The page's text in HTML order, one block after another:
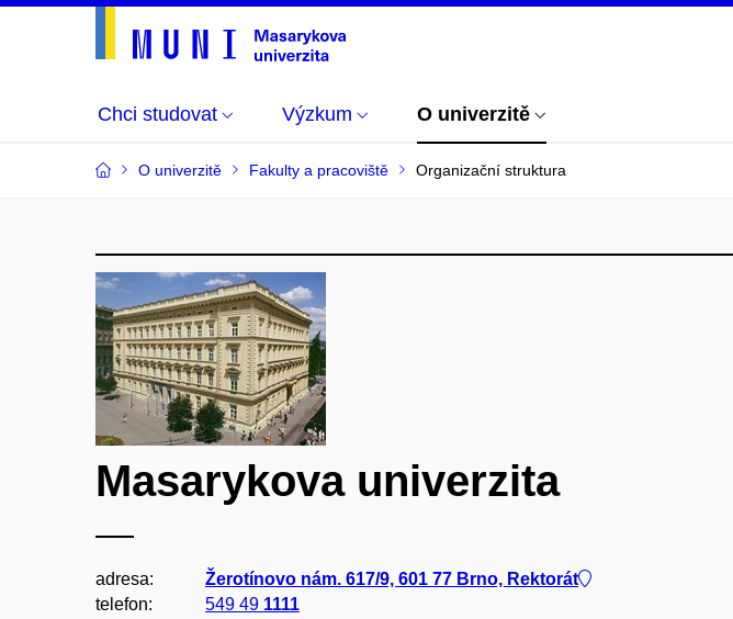
Chci studovat Výzkum O univerzitě
O univerzitě Fakulty a pracoviště Organizační struktura
Masarykova univerzita
adresa:
Žerotínovo nám. 617/9, 601 77 Brno, Rektorát
telefon:
549 49 1111